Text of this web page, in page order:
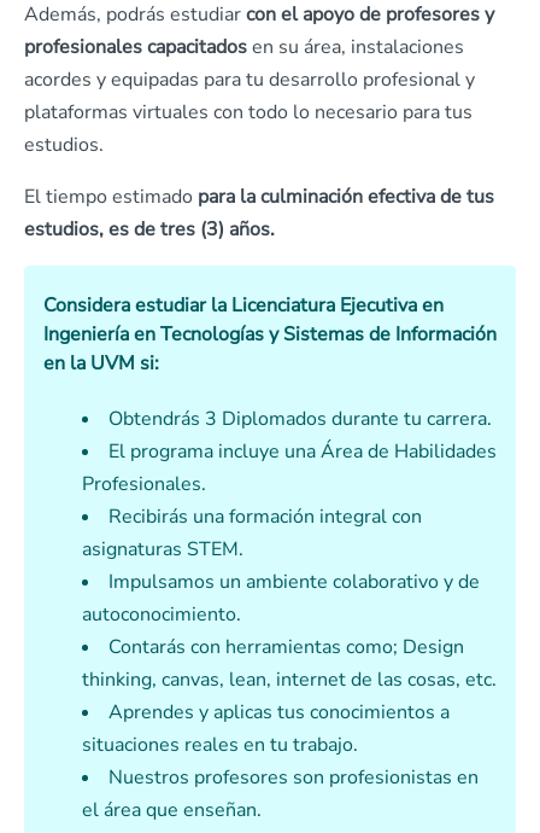
Además, podrás estudiarcon el apoyo de profesores y
profesionales capacitadosen su área, instalaciones
acordes y equipadas para tu desarrollo profesional y
plataformas virtuales con todo lo necesario para tus
estudios.
El tiempo estimado para la culminación efectiva de tus
estudios, es de tres (3) años.
Considera estudiar la Licenciatura Ejecutiva en
Ingeniería en Tecnologías y Sistemas de Información
en la UVM si:
Obtendrás 3 Diplomados durante tu carrera.
El programa incluye una Área de Habilidades
Profesionales.
Recibirás una formación integral con
asignaturas STEM.
Impulsamos un ambiente colaborativo y de
autoconocimiento.
Contarás con herramientas como; Design
thinking, canvas, lean, internet de las cosas, etc.
Aprendes y aplicas tus conocimientos a
situaciones reales en tu trabajo.
Nuestros profesores son profesionistas en
el área que enseñan.